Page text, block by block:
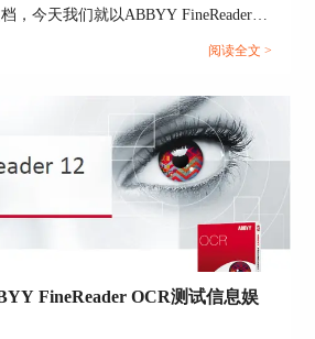
，建议快速核对一遍。ABBYY
字用蓝色标出来，我们对照左边
改。如果是长篇文档，只看标
对完，右键把确认没错的内容标
下次就不用重复检查了。
别扫描工具有哪些，如何文字
关内容。掌握了ABBYY
，今天我们就以ABBYY FineReader为
ABBYY创建PDF文档的方法有哪些，
阅读全文 >
FineReader OCR测试信息娱